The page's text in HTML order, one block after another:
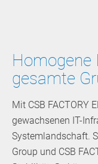
Homogene
gesamte
Mit CSB FACTORY
gewachsenen IT-
Systemlandschaft.
Group und CSB